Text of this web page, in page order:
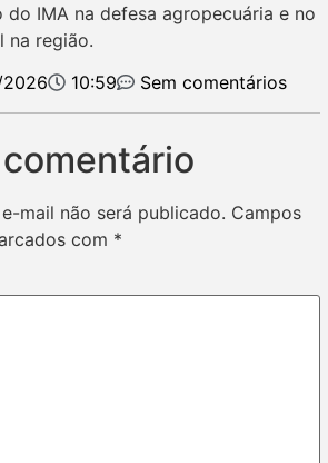
IMA na defesa agropecuária e no
na região.
10:59 Sem comentários
mail não será publicado. Campos
com *